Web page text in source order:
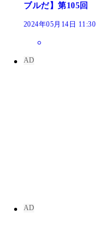
ブルだ】第105回
2024年05月14日 11:30